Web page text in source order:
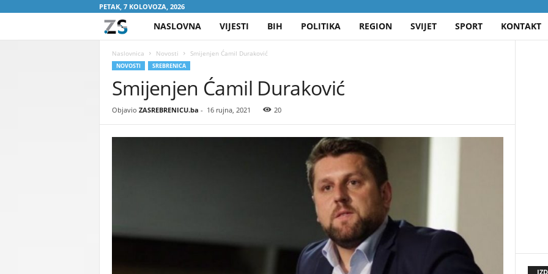
PETAK, 7 KOLOVOZA, 2026
A
S
R
N
NASLOVNA VIJESTI BIH POLITIKA REGION SVIJET SPORT KONTAKT
Naslovnica Novosti Smijenjen Ćamil Duraković
NOVOSTI SREBRENICA
Smijenjen Ćamil Duraković
Objavio ZASREBRENICU.ba - 16 rujna, 2021 20